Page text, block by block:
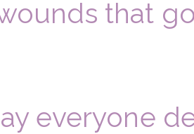
that
everyone